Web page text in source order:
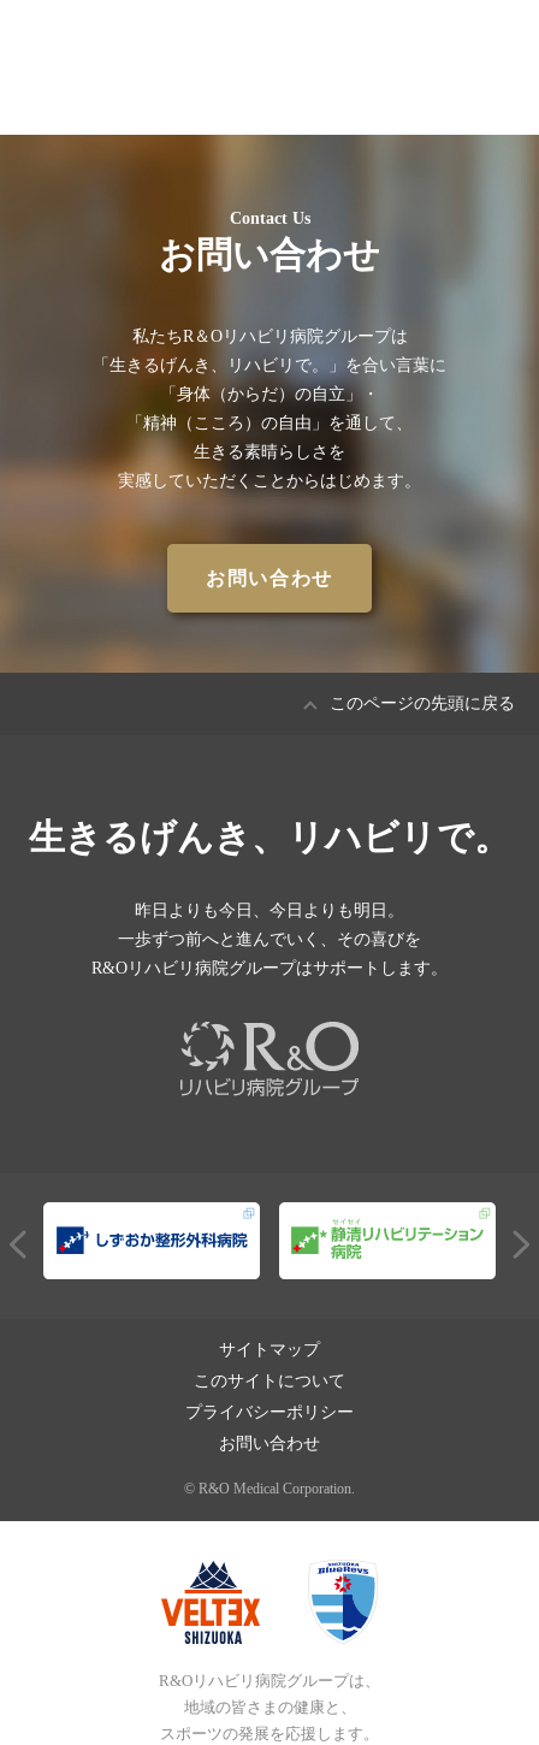
Contact Us
お問い合わせ
私たちR＆Oリハビリ病院グループは
「⽣きるげんき、リハビリで。」を合い⾔葉に
「⾝体（からだ）の⾃⽴」・
「精神（こころ）の⾃由」を通して、
⽣きる素晴らしさを
実感していただくことからはじめます。
お問い合わせ
このページの先頭に戻る
生きるげんき、リハビリで。
昨日よりも今日、今日よりも明日。
一歩ずつ前へと進んでいく、その喜びを
R&Oリハビリ病院グループはサポートします。
サイトマップ
このサイトについて
プライバシーポリシー
お問い合わせ
© R&O Medical Corporation.
R&Oリハビリ病院グループは、
地域の皆さまの健康と、
スポーツの発展を応援します。